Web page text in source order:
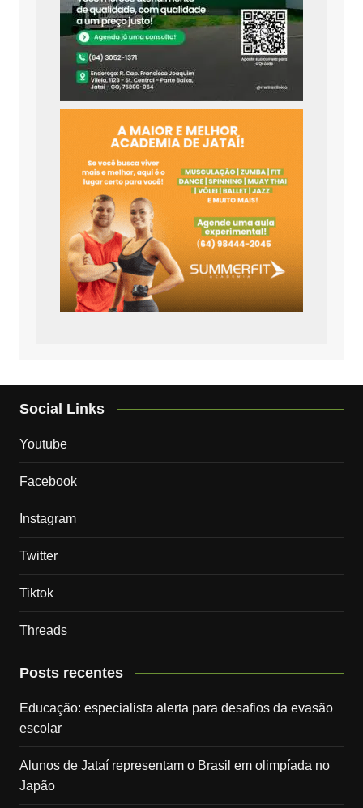
Social Links
Youtube
Facebook
Instagram
Twitter
Tiktok
Threads
Posts recentes
Educação: especialista alerta para desafios da evasão
escolar
Alunos de Jataí representam o Brasil em olimpíada no
Japão